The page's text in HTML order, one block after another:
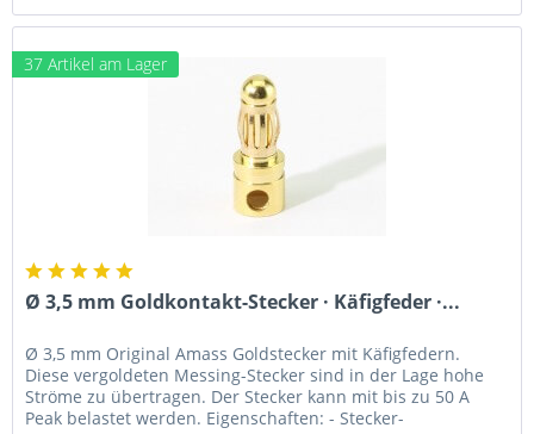
37 Artikel am Lager
Ø 3,5 mm Goldkontakt-Stecker · Käfigfeder ·...
Ø 3,5 mm Original Amass Goldstecker mit Käfigfedern.
Diese vergoldeten Messing-Stecker sind in der Lage hohe
Ströme zu übertragen. Der Stecker kann mit bis zu 50 A
Peak belastet werden. Eigenschaften: - Stecker-